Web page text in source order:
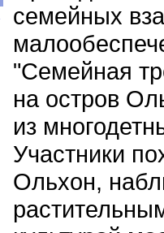
семейных
"Семейная
на остров
из
Участники
Ольхон,